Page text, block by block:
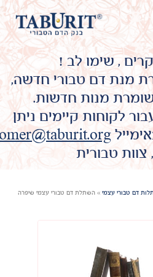
, שימו לב !
מנת דם טבורי חדשה,
שומרת מנות חדשות.
לקוחות קיימים ניתן
צוות טבורית
דם טבורי עצמי » השתלת דם טבורי עצמי שיפרה